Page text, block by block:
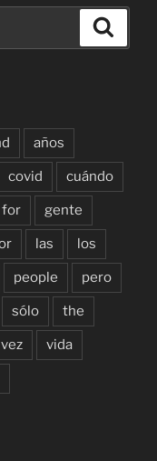
años
covid cuándo
for gente
las los
people pero
sólo the
vez vida